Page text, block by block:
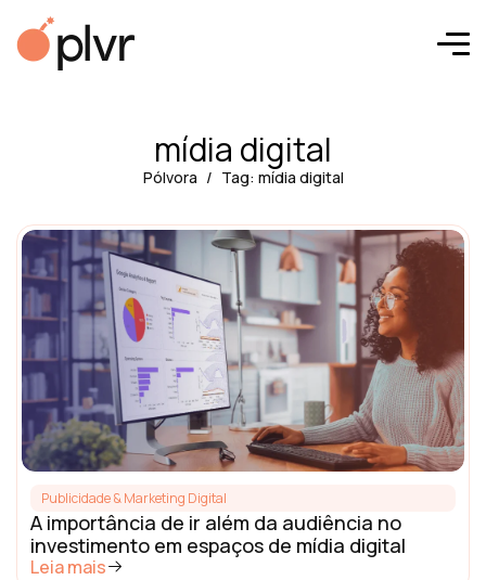
mídia digital
Pólvora Tag: mídia digital
Publicidade & Marketing Digital
A importância de ir além da audiência no
investimento em espaços de mídia digital
Leia mais